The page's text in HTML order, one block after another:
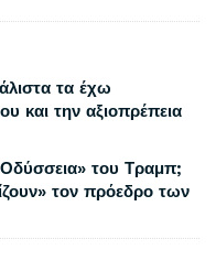
τα έχω
και την αξιοπρέπεια
του Τραμπ;
τον πρόεδρο των